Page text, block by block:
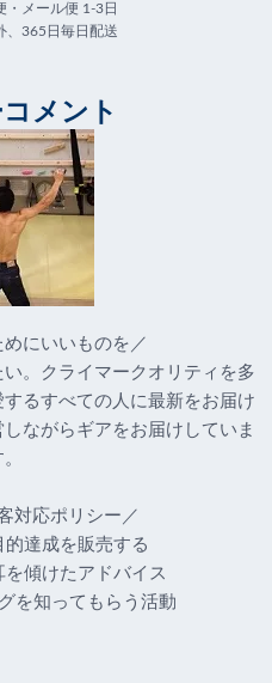
・メール便 1-3日
、365日毎日配送
メント
にいいものを／
。クライマークオリティを多
るすべての人に最新をお届け
ながらギアをお届けしていま
対応ポリシー／
達成を販売する
傾けたアドバイス
を知ってもらう活動